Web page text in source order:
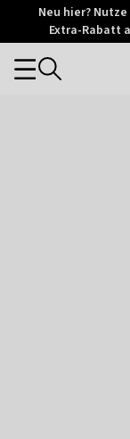
OtriumNeu hier? Nutze
Extra-Rabatt
Categories